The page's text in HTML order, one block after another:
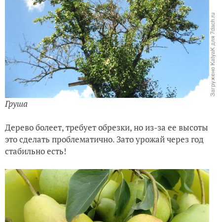
Груша
Дерево болеет, требует обрезки, но из-за ее высоты
это сделать проблематично. Зато урожай через год
стабильно есть!